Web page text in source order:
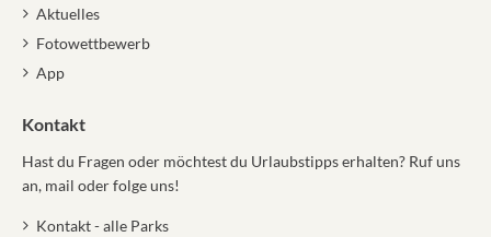
Aktuelles
Fotowettbewerb
App
Kontakt
Hast du Fragen oder möchtest du Urlaubstipps erhalten? Ruf uns
an, mail oder folge uns!
Kontakt - alle Parks